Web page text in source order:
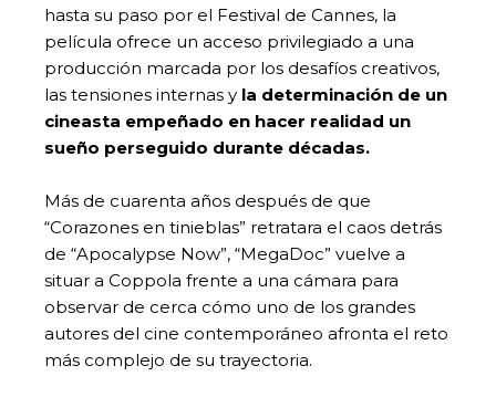
hasta su paso por el Festival de Cannes, la
película ofrece un acceso privilegiado a una
producción marcada por los desafíos creativos,
las tensiones internas y la determinación de un
cineasta empeñado en hacer realidad un
sueño perseguido durante décadas.
Más de cuarenta años después de que
“Corazones en tinieblas” retratara el caos detrás
de “Apocalypse Now”, “MegaDoc” vuelve a
situar a Coppola frente a una cámara para
observar de cerca cómo uno de los grandes
autores del cine contemporáneo afronta el reto
más complejo de su trayectoria.